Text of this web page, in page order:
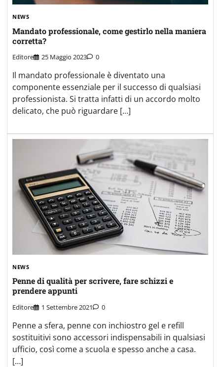
NEWS
Mandato professionale, come gestirlo nella maniera
corretta?
Editore 25 Maggio 2023 0
Il mandato professionale è diventato una
componente essenziale per il successo di qualsiasi
professionista. Si tratta infatti di un accordo molto
delicato, che può riguardare […]
NEWS
Penne di qualità per scrivere, fare schizzi e
prendere appunti
Editore 1 Settembre 2021 0
Penne a sfera, penne con inchiostro gel e refill
sostituitivi sono accessori indispensabili in qualsiasi
ufficio, così come a scuola e spesso anche a casa.
[…]